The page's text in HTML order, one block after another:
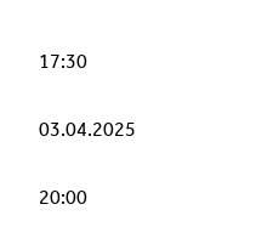
17:30
03.04.2025
20:00